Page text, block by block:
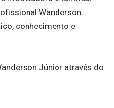
Wanderson
conhecimento e
Júnior através do